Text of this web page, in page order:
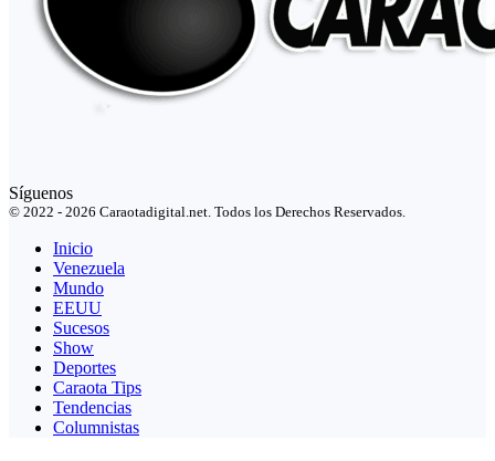
Síguenos
© 2022 - 2026 Caraotadigital.net. Todos los Derechos Reservados.
Inicio
Venezuela
Mundo
EEUU
Sucesos
Show
Deportes
Caraota Tips
Tendencias
Columnistas